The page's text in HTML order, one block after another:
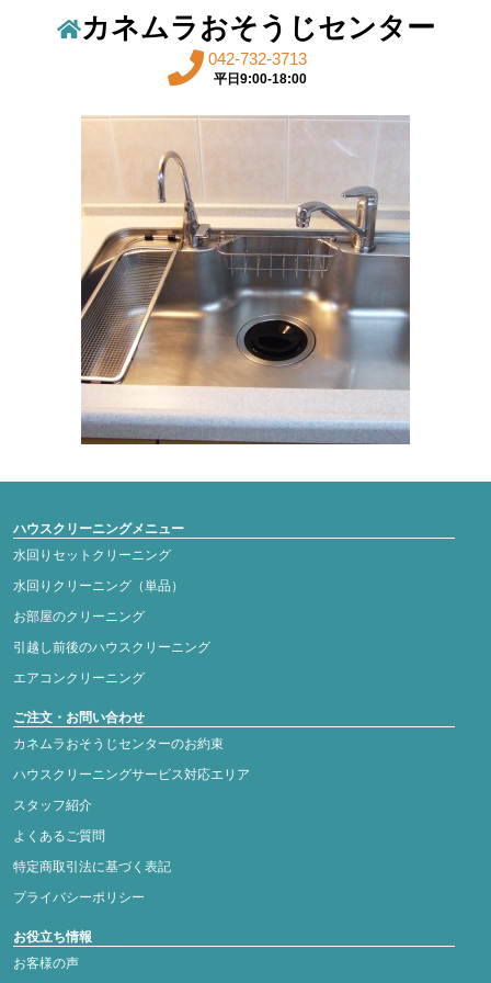
カネムラおそうじセンター
042-732-3713
平日9:00-18:00
ハウスクリーニングメニュー
水回りセットクリーニング
水回りクリーニング（単品）
お部屋のクリーニング
引越し前後のハウスクリーニング
エアコンクリーニング
ご注文・お問い合わせ
カネムラおそうじセンターのお約束
ハウスクリーニングサービス対応エリア
スタッフ紹介
よくあるご質問
特定商取引法に基づく表記
プライバシーポリシー
お役立ち情報
お客様の声